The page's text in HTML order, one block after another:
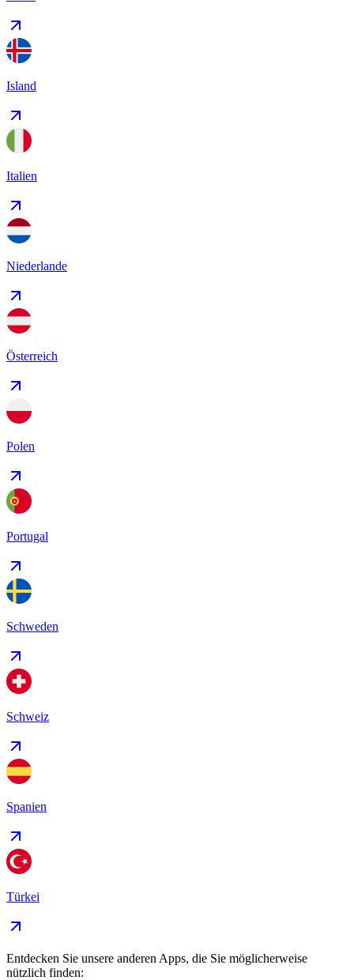
Island
Italien
Niederlande
Österreich
Polen
Portugal
Schweden
Schweiz
Spanien
Türkei
Entdecken Sie unsere anderen Apps, die Sie möglicherweise
nützlich finden: